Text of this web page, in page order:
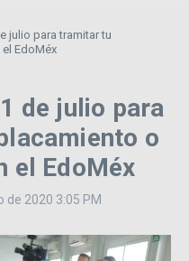
julio para tramitar tu
EdoMéx
de julio para
o
el EdoMéx
de 2020 3:05 PM